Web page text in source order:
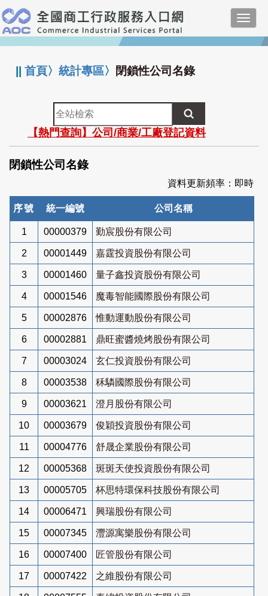
跳
到
主
要
:::
||首頁〉統計專區〉 閉鎖性公司名錄
全
站
檢
索
【熱門查詢】公司/商業/工廠登記資料
閉鎖性公司名錄
資料更新頻率：即時
序號 統一編號 公司名稱
1 00000379 勤宸股份有限公司
2 00001449 嘉霆投資股份有限公司
3 00001460 量子鑫投資股份有限公司
4 00001546 魔毒智能國際股份有限公司
5 00002876 惟動運動股份有限公司
6 00002881 鼎旺蜜醬燒烤股份有限公司
7 00003024 玄仁投資股份有限公司
8 00003538 秝驎國際股份有限公司
9 00003621 澄月股份有限公司
10 00003679 俊穎投資股份有限公司
11 00004776 舒晟企業股份有限公司
12 00005368 斑斑天使投資股份有限公司
13 00005705 杯思特環保科技股份有限公司
14 00006471 興瑞股份有限公司
15 00007345 灃源寓樂股份有限公司
16 00007400 匠管股份有限公司
17 00007422 之維股份有限公司